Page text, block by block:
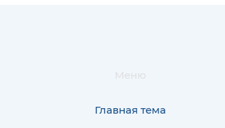
Меню
Главная тема